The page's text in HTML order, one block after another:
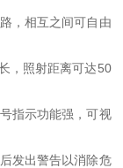
，相互之间可自由
，照射距离可达50
指示功能强，可视
发出警告以消除危